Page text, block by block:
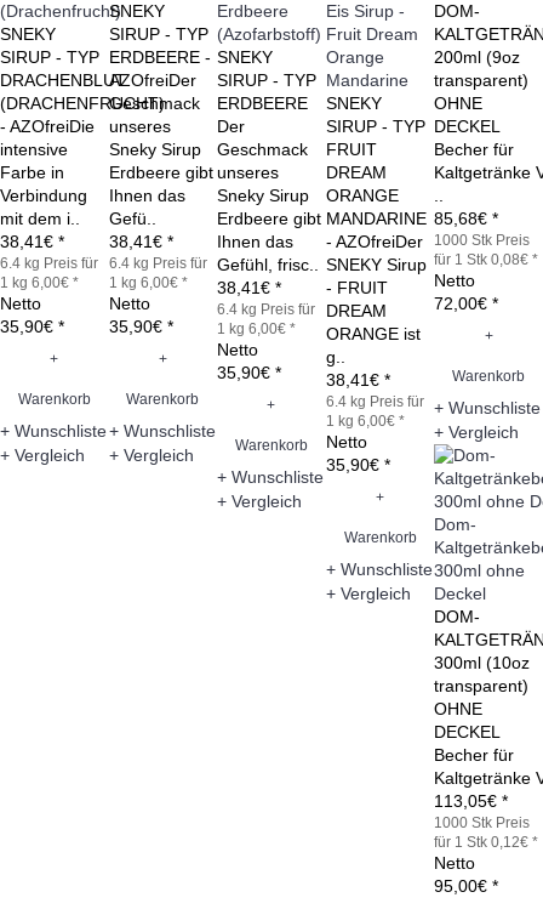
(Drachenfrucht)
SNEKY
SIRUP - TYP
DRACHENBLUT
(DRACHENFRUCHT)
- AZOfreiDie
intensive
Farbe in
Verbindung
mit dem i..
38,41€ *
6.4 kg Preis für
1 kg 6,00€ *
Netto
35,90€ *
+
Warenkorb
+ Wunschliste
+ Vergleich
SNEKY
SIRUP - TYP
ERDBEERE -
AZOfreiDer
Geschmack
unseres
Sneky Sirup
Erdbeere gibt
Ihnen das
Gefü..
38,41€ *
6.4 kg Preis für
1 kg 6,00€ *
Netto
35,90€ *
+
Warenkorb
+ Wunschliste
+ Vergleich
Erdbeere
(Azofarbstoff)
SNEKY
SIRUP - TYP
ERDBEERE
Der
Geschmack
unseres
Sneky Sirup
Erdbeere gibt
Ihnen das
Gefühl, frisc..
38,41€ *
6.4 kg Preis für
1 kg 6,00€ *
Netto
35,90€ *
+
Warenkorb
+ Wunschliste
+ Vergleich
Eis Sirup -
Fruit Dream
Orange
Mandarine
SNEKY
SIRUP - TYP
FRUIT
DREAM
ORANGE
MANDARINE
- AZOfreiDer
SNEKY Sirup
- FRUIT
DREAM
ORANGE ist
g..
38,41€ *
6.4 kg Preis für
1 kg 6,00€ *
Netto
35,90€ *
+
Warenkorb
+ Wunschliste
+ Vergleich
DOM-
200ml (9oz
transparent)
OHNE
DECKEL
Becher für
Kaltgetränke
85,68€ *
1000 Stk Preis
für 1 Stk 0,08€ *
Netto
72,00€ *
+
Warenkorb
+ Wunschliste
+ Vergleich
Dom-
300ml ohne
Deckel
DOM-
300ml (10oz
transparent)
OHNE
DECKEL
Becher für
Kaltgetränke
113,05€ *
1000 Stk Preis
für 1 Stk 0,12€ *
Netto
95,00€ *